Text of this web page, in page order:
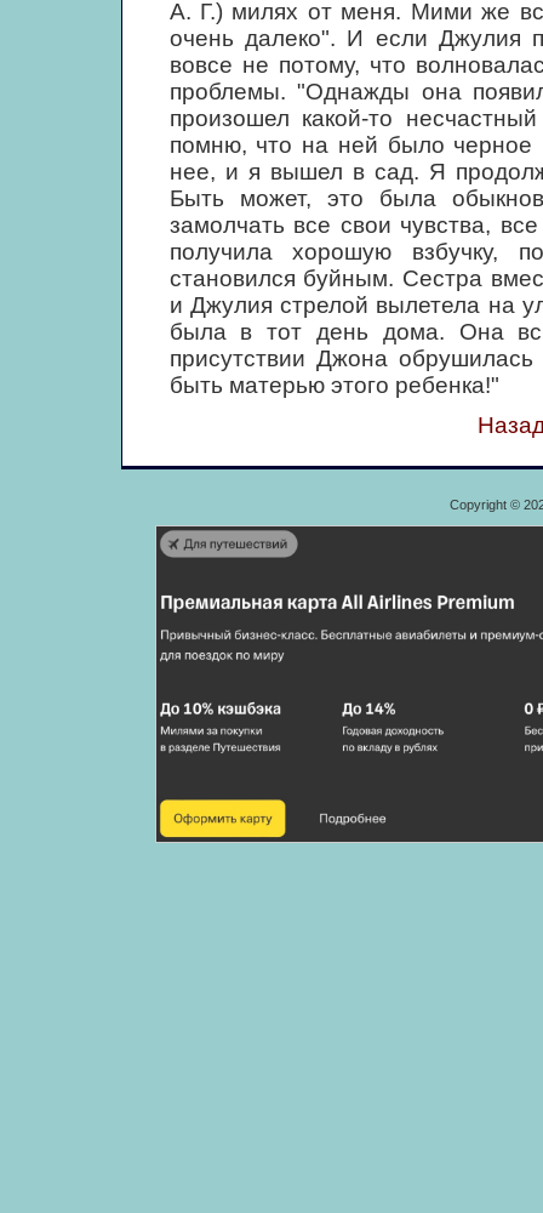
А. Г.) милях от меня. Мими же
очень далеко". И если Джулия
вовсе не потому, что
проблемы. "Однажды она
произошел какой-то
помню, что на ней было черное
нее, и я вышел в сад. Я
Быть может, это была
замолчать все свои чувства,
получила хорошую взбучку,
становился буйным. Сестра
и Джулия стрелой вылетела на
была в тот день дома. Она
присутствии Джона
быть матерью этого ребенка!"
Copyright ©